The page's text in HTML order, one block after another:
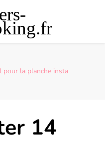
pour la planche insta
14